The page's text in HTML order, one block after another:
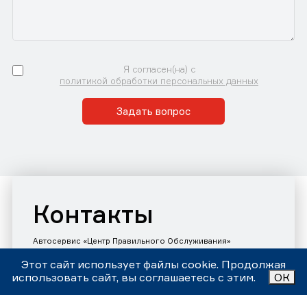
Я согласен(на) с
политикой обработки персональных данных
Задать вопрос
Контакты
Автосервис «Центр Правильного Обслуживания»
Принимаем звонки и заявки с 9:00 до 21:00 Ежедневно
Номер телефона: +7 (343)302-17-80
Этот сайт использует файлы cookie. Продолжая
использовать сайт, вы соглашаетесь с этим.
ОК